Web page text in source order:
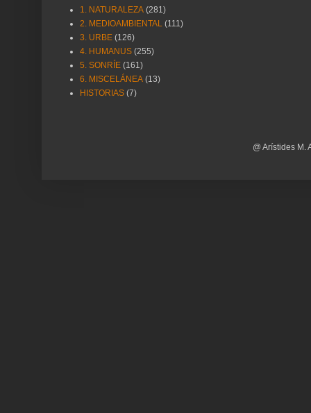
1. NATURALEZA (281)
2. MEDIOAMBIENTAL (111)
3. URBE (126)
4. HUMANUS (255)
5. SONRÍE (161)
6. MISCELÁNEA (13)
HISTORIAS (7)
@ Arístides M.